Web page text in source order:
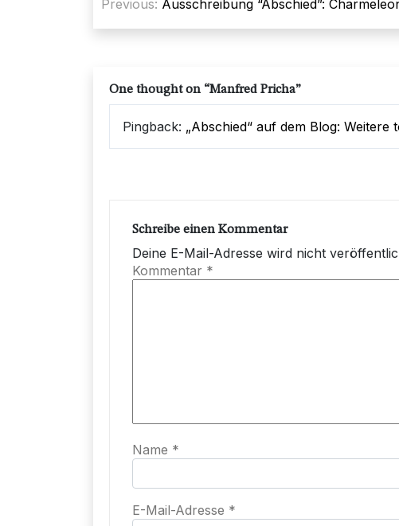
Previous: Ausschreibung “Abschied”:
One thought on “Manfred Pricha”
Pingback: „Abschied“ auf dem Blog:
Schreibe einen Kommentar
Deine E-Mail-Adresse wird nicht
Kommentar *
Name *
E-Mail-Adresse *